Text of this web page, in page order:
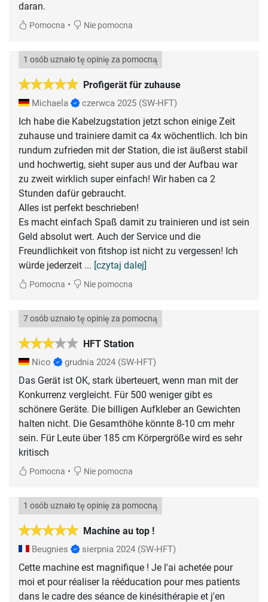
daran.
Pomocna • Nie pomocna
Profigerät für zuhause
1 osób uznało tę opinię za pomocną
Michaela czerwca 2025 (SW-HFT)
Ich habe die Kabelzugstation jetzt schon einige Zeit
zuhause und trainiere damit ca 4x wöchentlich. Ich bin
rundum zufrieden mit der Station, die ist äußerst stabil
und hochwertig, sieht super aus und der Aufbau war
zu zweit wirklich super einfach! Wir haben ca 2
Stunden dafür gebraucht.
Alles ist perfekt beschrieben!
Es macht einfach Spaß damit zu trainieren und ist sein
Geld absolut wert. Auch der Service und die
Freundlichkeit von fitshop ist nicht zu vergessen! Ich
würde jederzeit ... [czytaj dalej]
Pomocna • Nie pomocna
HFT Station
7 osób uznało tę opinię za pomocną
Nico grudnia 2024 (SW-HFT)
Das Gerät ist OK, stark überteuert, wenn man mit der
Konkurrenz vergleicht. Für 500 weniger gibt es
schönere Geräte. Die billigen Aufkleber an Gewichten
halten nicht. Die Gesamthöhe könnte 8-10 cm mehr
sein. Für Leute über 185 cm Körpergröße wird es sehr
kritisch
Pomocna • Nie pomocna
Machine au top !
1 osób uznało tę opinię za pomocną
Beugnies sierpnia 2024 (SW-HFT)
Cette machine est magnifique ! Je l'ai achetée pour
moi et pour réaliser la rééducation pour mes patients
dans le cadre des séance de kinésithérapie et j'en